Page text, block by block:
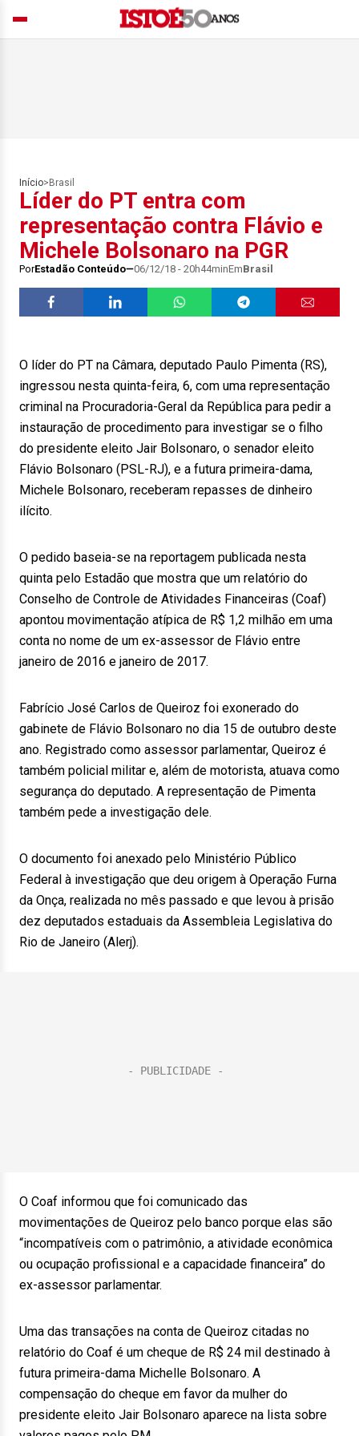
Início> Brasil
Líder do PT entra com
representação contra Flávio e
Michele Bolsonaro na PGR
PorEstadão Conteúdo 06/12/18 - 20h44minEmBrasil
O líder do PT na Câmara, deputado Paulo Pimenta (RS),
ingressou nesta quinta-feira, 6, com uma representação
criminal na Procuradoria-Geral da República para pedir a
instauração de procedimento para investigar se o filho
do presidente eleito Jair Bolsonaro, o senador eleito
Flávio Bolsonaro (PSL-RJ), e a futura primeira-dama,
Michele Bolsonaro, receberam repasses de dinheiro
ilícito.
O pedido baseia-se na reportagem publicada nesta
quinta pelo Estadão que mostra que um relatório do
Conselho de Controle de Atividades Financeiras (Coaf)
apontou movimentação atípica de R$ 1,2 milhão em uma
conta no nome de um ex-assessor de Flávio entre
janeiro de 2016 e janeiro de 2017.
Fabrício José Carlos de Queiroz foi exonerado do
gabinete de Flávio Bolsonaro no dia 15 de outubro deste
ano. Registrado como assessor parlamentar, Queiroz é
também policial militar e, além de motorista, atuava como
segurança do deputado. A representação de Pimenta
também pede a investigação dele.
O documento foi anexado pelo Ministério Público
Federal à investigação que deu origem à Operação Furna
da Onça, realizada no mês passado e que levou à prisão
dez deputados estaduais da Assembleia Legislativa do
Rio de Janeiro (Alerj).
O Coaf informou que foi comunicado das
movimentações de Queiroz pelo banco porque elas são
“incompatíveis com o patrimônio, a atividade econômica
ou ocupação profissional e a capacidade financeira” do
ex-assessor parlamentar.
Uma das transações na conta de Queiroz citadas no
relatório do Coaf é um cheque de R$ 24 mil destinado à
futura primeira-dama Michelle Bolsonaro. A
compensação do cheque em favor da mulher do
presidente eleito Jair Bolsonaro aparece na lista sobre